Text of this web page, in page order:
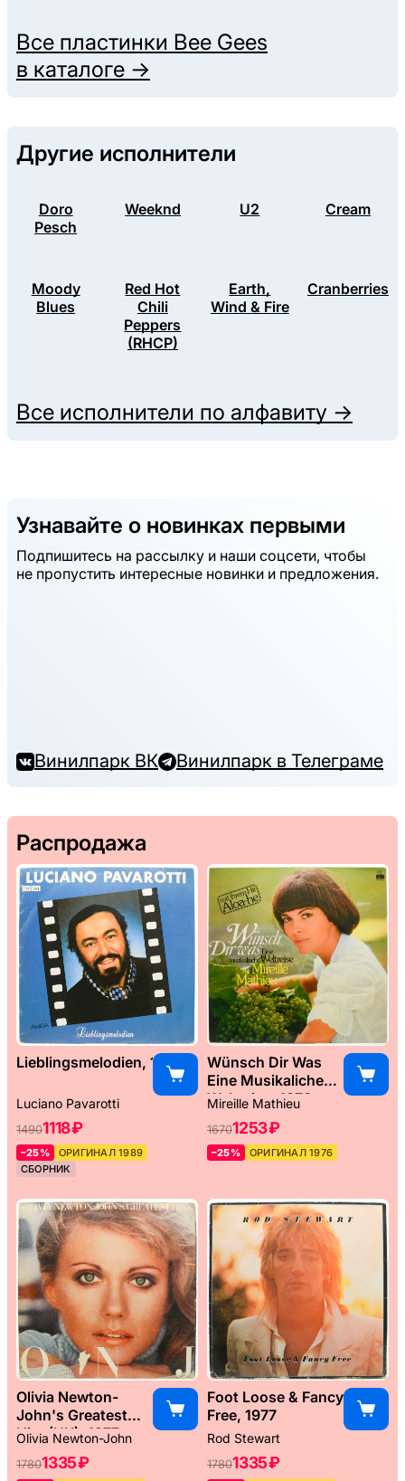
Все пластинки Bee Gees
в каталоге →
Другие исполнители
Doro
Pesch
Weeknd U2 Cream
Moody
Blues
Red Hot
Chili
Peppers
(RHCP)
Earth,
Wind & Fire
Cranberries
Все исполнители по алфавиту →
Узнавайте о новинках первыми
Подпишитесь на рассылку и наши соцсети, чтобы
не пропустить интересные новинки и предложения.
Винилпарк ВК Винилпарк в Телеграме
Распродажа
Lieblingsmelodien, 1989
Luciano Pavarotti
14901118 ₽
–25%
ОРИГИНАЛ 1989
СБОРНИК
Wünsch Dir Was
Eine Musikaliche
Weltreise, 1976
Mireille Mathieu
16701253 ₽
–25% ОРИГИНАЛ 1976
Olivia Newton-
John's Greatest
Hits (UK), 1977
Olivia Newton-John
17801335 ₽
Foot Loose & Fancy
Free, 1977
Rod Stewart
17801335 ₽